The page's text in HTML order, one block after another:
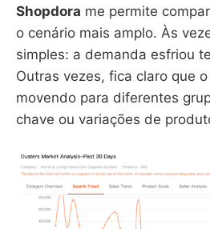
Shopdora me permite
o cenário mais amplo. Às
simples: a demanda esfriou
Outras vezes, fica claro que
movendo para diferentes
chave ou variações de